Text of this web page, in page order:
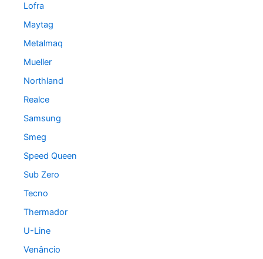
Lofra
Maytag
Metalmaq
Mueller
Northland
Realce
Samsung
Smeg
Speed Queen
Sub Zero
Tecno
Thermador
U-Line
Venâncio